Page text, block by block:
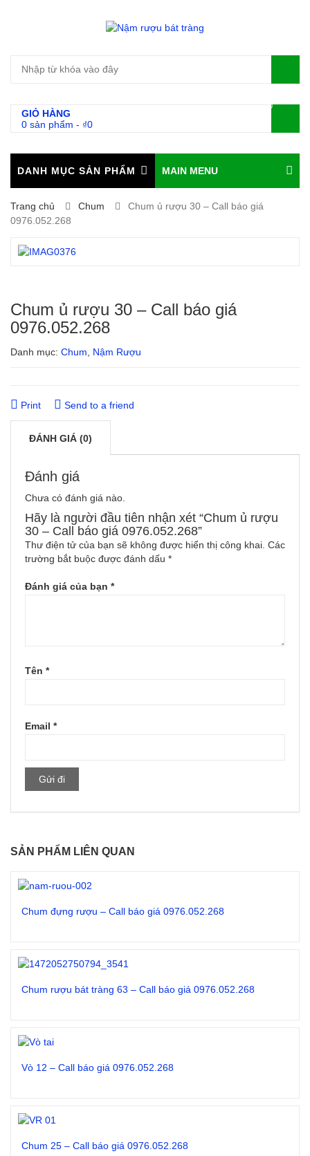
GIỎ HÀNG
0 sản phẩm - ₫0
0
DANH MỤC SẢN PHẨM MAIN MENU
Trang chủ Chum
Chum ủ rượu 30 – Call báo giá
0976.052.268
Chum ủ rượu 30 – Call báo giá
0976.052.268
Danh mục: Chum Nậm Rượu
Print Send to a friend
ĐÁNH GIÁ (0)
Đánh giá
Chưa có đánh giá nào.
Hãy là người đầu tiên nhận xét “Chum ủ rượu
30 – Call báo giá 0976.052.268”
Thư điện tử của bạn sẽ không được hiển thị công khai. Các
trường bắt buộc được đánh dấu *
Đánh giá của bạn *
Tên *
Email *
SẢN PHẨM LIÊN QUAN
Chum đựng rượu – Call báo giá 0976.052.268
Chum rượu bát tràng 63 – Call báo giá 0976.052.268
Vò 12 – Call báo giá 0976.052.268
Chum 25 – Call báo giá 0976.052.268